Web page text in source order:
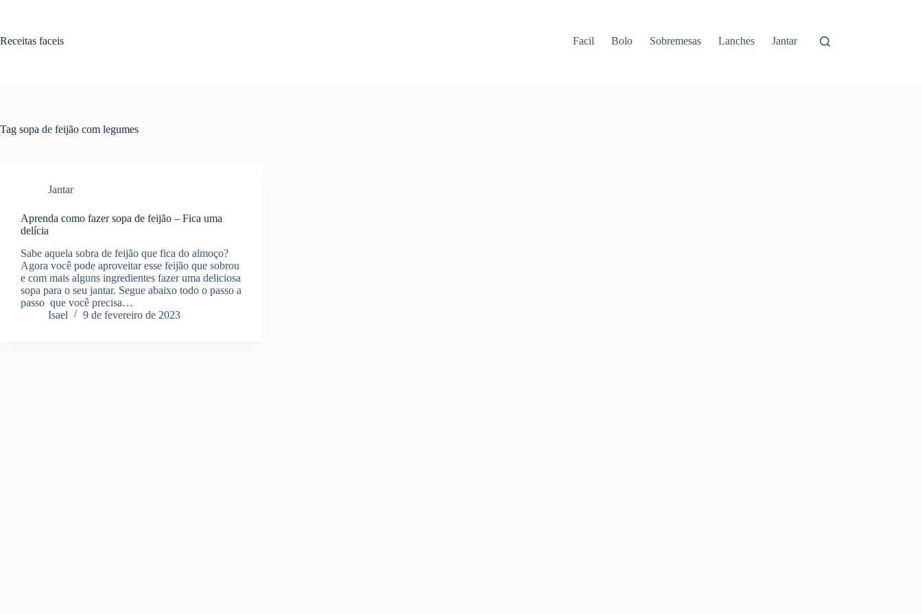
conteúdo
Receitas faceis Facil Bolo Sobremesas Lanches Jantar
Tag sopa de feijão com legumes
Jantar
Aprenda como fazer sopa de feijão – Fica uma
delícia
Sabe aquela sobra de feijão que fica do almoço?
Agora você pode aproveitar esse feijão que sobrou
e com mais alguns ingredientes fazer uma deliciosa
sopa para o seu jantar. Segue abaixo todo o passo a
passo que você precisa…
Isael
9 de fevereiro de 2023